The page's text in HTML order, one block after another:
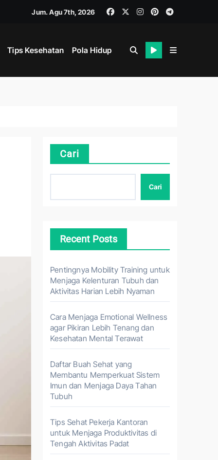
Jum. Agu 7th, 2026
Tips Kesehatan Pola Hidup
Cari
Cari
Recent Posts
Pentingnya Mobility Training untuk
Menjaga Kelenturan Tubuh dan
Aktivitas Harian Lebih Nyaman
Cara Menjaga Emotional Wellness
agar Pikiran Lebih Tenang dan
Kesehatan Mental Terawat
Daftar Buah Sehat yang
Membantu Memperkuat Sistem
Imun dan Menjaga Daya Tahan
Tubuh
Tips Sehat Pekerja Kantoran
untuk Menjaga Produktivitas di
Tengah Aktivitas Padat